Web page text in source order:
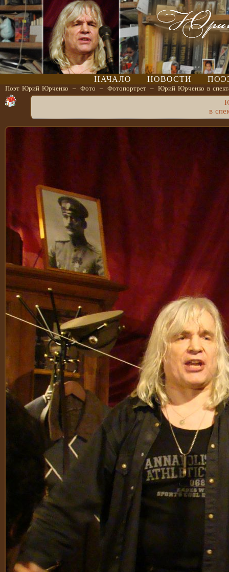
НАЧАЛО НОВОСТИ
Поэт Юрий Юрченко – Фото – Фотопортрет – Юрий Юрченко в
в